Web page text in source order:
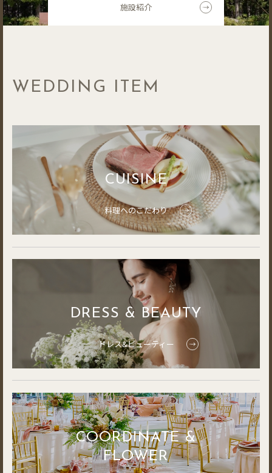
施設紹介
WEDDING ITEM
CUISINE
料理へのこだわり
DRESS & BEAUTY
ドレス&ビューティー
COORDINATE &
FLOWER